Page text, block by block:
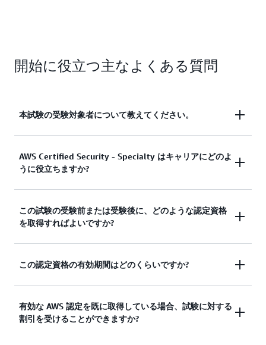
開始に役立つ主なよくある質問
本試験の受験対象者について教えてください。
AWS Certified Security - Specialty は、セキュリティ
ソリューションの設計と実装における 5 年の IT セ
な個人を対象としています。この認定は、クラウド
アーキテクチャ、データベース、ネットワーキン
グ、DevSecOps にわたる複数の職務に必要なスキ
AWS Certified Security - Specialty はキャリアにどのよ
うに役立ちますか?
この認定は、受験者の信頼性を高め、ステークホル
ダーや顧客にとって信頼できるアドバイザーとして
客固有のニーズを満たすベストプラクティスとセキ
ュリティソリューションを提供できます。2022 年
る求人情報は 73% (2021 年 10 月～2022 年 9 月) 増
加しています。Skillsoft の年次 IT Skills and Salary
この試験の受験前または受験後に、どのような認定資格
を取得すればよいですか?
以前: この認定の準備をする前に、特定の認定を取
に、AWS Certified Solutions Architect - Associate ま
たは AWS Certified Solutions Architect -
この認定資格の有効期間はどのくらいですか?
この認定資格は 3 年間有効です。認定の有効期限が
切れる前に、この試験の最新バージョンに合格する
有効な AWS 認定を既に取得している場合、試験に対する
割引を受けることができますか?